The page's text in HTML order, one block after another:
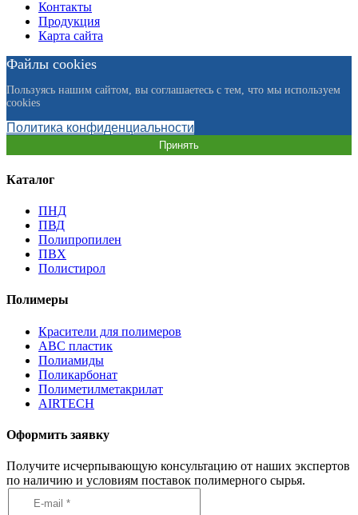
Контакты
Продукция
Карта сайта
Файлы cookies
Пользуясь нашим сайтом, вы соглашаетесь с тем, что мы используем
cookies
Политика конфиденциальности
Принять
Каталог
ПНД
ПВД
Полипропилен
ПВХ
Полистирол
Полимеры
Красители для полимеров
АВС пластик
Полиамиды
Поликарбонат
Полиметилметакрилат
AIRTECH
Оформить заявку
Получите исчерпывающую консультацию от наших экспертов
по наличию и условиям поставок полимерного сырья.